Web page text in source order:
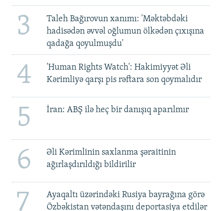
3
Taleh Bağırovun xanımı: 'Məktəbdəki
hadisədən əvvəl oğlumun ölkədən çıxışına
qadağa qoyulmuşdu'
4
'Human Rights Watch': Hakimiyyət Əli
Kərimliyə qarşı pis rəftara son qoymalıdır
5 İran: ABŞ ilə heç bir danışıq aparılmır
6
Əli Kərimlinin saxlanma şəraitinin
ağırlaşdırıldığı bildirilir
7
Ayaqaltı üzərindəki Rusiya bayrağına görə
Özbəkistan vətəndaşını deportasiya etdilər